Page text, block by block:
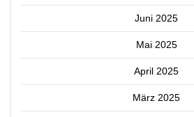
Juni 2025
Mai 2025
April 2025
März 2025